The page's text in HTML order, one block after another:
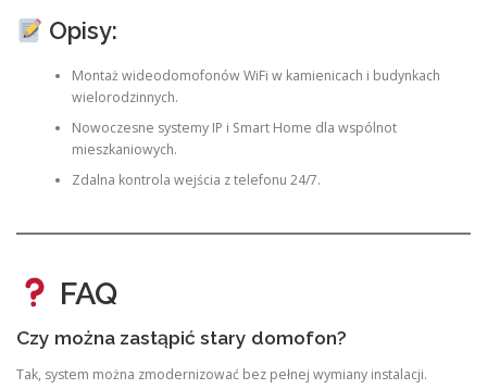
Opisy:
Montaż wideodomofonów WiFi w kamienicach i budynkach
wielorodzinnych.
Nowoczesne systemy IP i Smart Home dla wspólnot
mieszkaniowych.
Zdalna kontrola wejścia z telefonu 24/7.
FAQ
Czy można zastąpić stary domofon?
Tak, system można zmodernizować bez pełnej wymiany instalacji.